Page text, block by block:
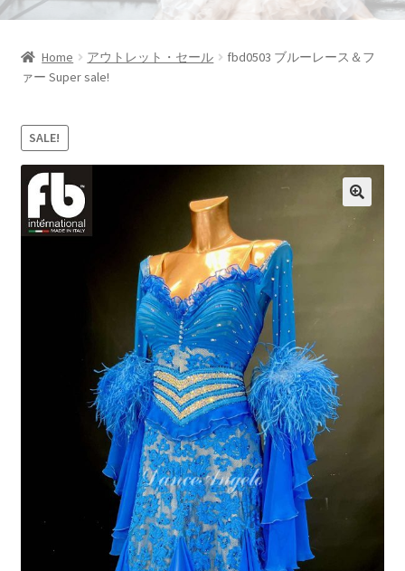
ッ
を
開
ブ
ニ
開
ブ
を
展
開
Home アウトレット・セール
fbd0503 ブルーレース＆フ
ァー Super sale!
SALE!